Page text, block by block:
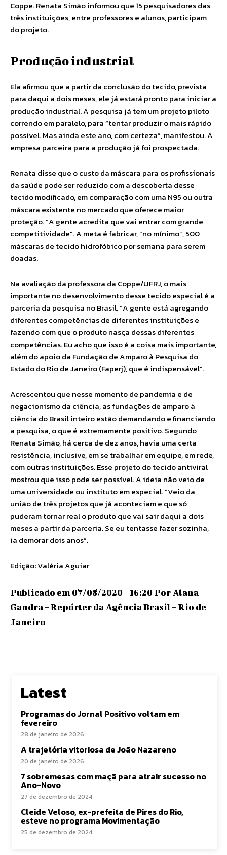
Coppe. Renata Simão informou que 15 pesquisadores das
três instituições, entre professores e alunos, participam
do projeto.
Produção industrial
Ela afirmou que a partir da conclusão do tecido, prevista
para daqui a dois meses, ele já estará pronto para iniciar a
produção industrial. A pesquisa já tem um projeto piloto
correndo em paralelo, para “tentar produzir o mais rápido
possível. Mas ainda este ano, com certeza”, manifestou. A
empresa parceira para a produção já foi prospectada.
Renata disse que o custo da máscara para os profissionais
da saúde pode ser reduzido com a descoberta desse
tecido modificado, em comparação com uma N95 ou outra
máscara existente no mercado que oferece maior
proteção. “A gente acredita que vai entrar com grande
competitividade”. A meta é fabricar, “no mínimo”, 500
máscaras de tecido hidrofóbico por semana para serem
doadas.
Na avaliação da professora da Coppe/UFRJ, o mais
importante no desenvolvimento desse tecido especial é a
parceria da pesquisa no Brasil. “A gente está agregando
diferentes competências de diferentes instituições e
fazendo com que o produto nasça dessas diferentes
competências. Eu acho que isso é a coisa mais importante,
além do apoio da Fundação de Amparo à Pesquisa do
Estado do Rio de Janeiro (Faperj), que é indispensável”.
Acrescentou que nesse momento de pandemia e de
negacionismo da ciência, as fundações de amparo à
ciência do Brasil inteiro estão demandando e financiando
a pesquisa, o que é extremamente positivo. Segundo
Renata Simão, há cerca de dez anos, havia uma certa
resistência, inclusive, em se trabalhar em equipe, em rede,
com outras instituições. Esse projeto do tecido antiviral
mostrou que isso pode ser possível. A ideia não veio de
uma universidade ou instituto em especial. “Veio da
união de três projetos que já aconteciam e que só
puderam tornar real o produto que vai sair daqui a dois
meses a partir da parceria. Se eu tentasse fazer sozinha,
ia demorar dois anos”.
Edição: Valéria Aguiar
Publicado em 07/08/2020 – 16:20 Por Alana
Gandra – Repórter da Agência Brasil – Rio de
Janeiro
Latest
Programas do Jornal Positivo voltam em
fevereiro
28 de janeiro de 2026
A trajetória vitoriosa de João Nazareno
20 de janeiro de 2026
7 sobremesas com maçã para atrair sucesso no
Ano-Novo
27 de dezembro de 2024
Cleide Veloso, ex-prefeita de Pires do Rio,
esteve no programa Movimentação
25 de dezembro de 2024